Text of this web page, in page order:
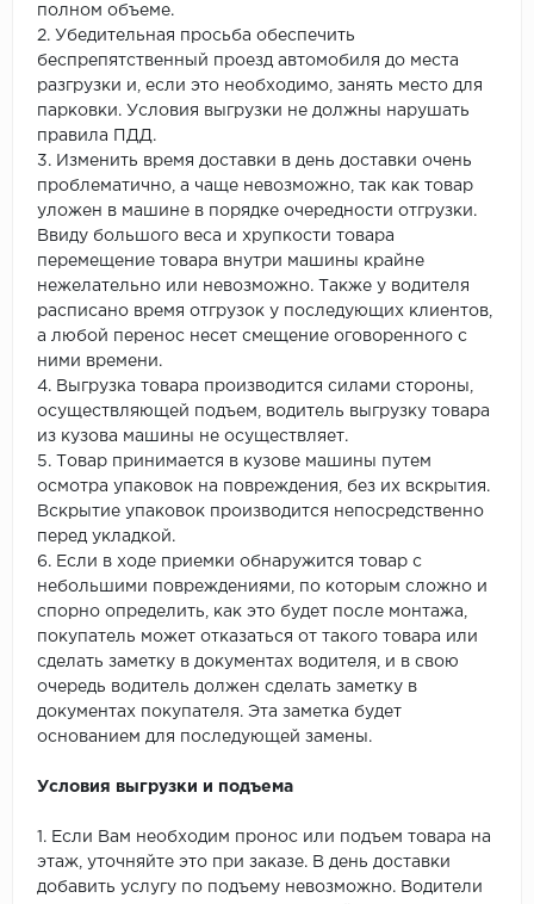
полном объеме.
2. Убедительная просьба обеспечить
беспрепятственный проезд автомобиля до места
разгрузки и, если это необходимо, занять место для
парковки. Условия выгрузки не должны нарушать
правила ПДД.
3. Изменить время доставки в день доставки очень
проблематично, а чаще невозможно, так как товар
уложен в машине в порядке очередности отгрузки.
Ввиду большого веса и хрупкости товара
перемещение товара внутри машины крайне
нежелательно или невозможно. Также у водителя
расписано время отгрузок у последующих клиентов,
а любой перенос несет смещение оговоренного с
ними времени.
4. Выгрузка товара производится силами стороны,
осуществляющей подъем, водитель выгрузку товара
из кузова машины не осуществляет.
5. Товар принимается в кузове машины путем
осмотра упаковок на повреждения, без их вскрытия.
Вскрытие упаковок производится непосредственно
перед укладкой.
6. Если в ходе приемки обнаружится товар с
небольшими повреждениями, по которым сложно и
спорно определить, как это будет после монтажа,
покупатель может отказаться от такого товара или
сделать заметку в документах водителя, и в свою
очередь водитель должен сделать заметку в
документах покупателя. Эта заметка будет
основанием для последующей замены.
Условия выгрузки и подъема
1. Если Вам необходим пронос или подъем товара на
этаж, уточняйте это при заказе. В день доставки
добавить услугу по подъему невозможно. Водители